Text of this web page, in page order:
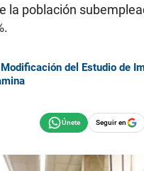
la población
del Estudio de
Seguir en